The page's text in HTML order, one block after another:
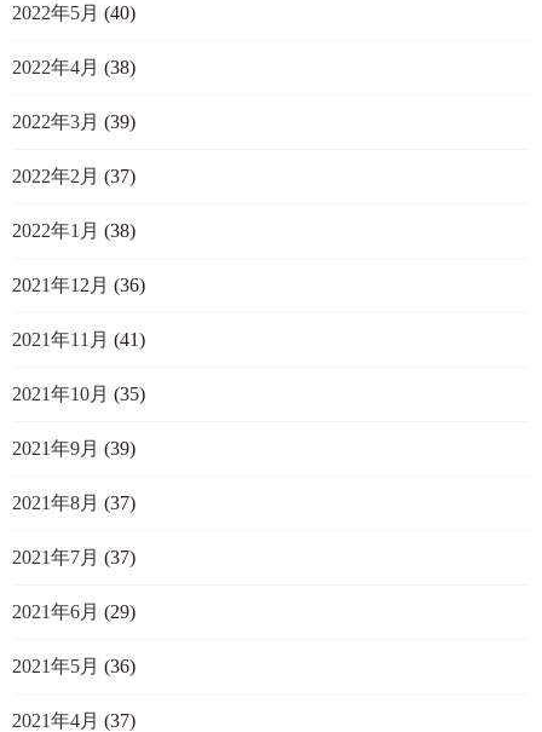
2022年5月 (40)
2022年4月 (38)
2022年3月 (39)
2022年2月 (37)
2022年1月 (38)
2021年12月 (36)
2021年11月 (41)
2021年10月 (35)
2021年9月 (39)
2021年8月 (37)
2021年7月 (37)
2021年6月 (29)
2021年5月 (36)
2021年4月 (37)